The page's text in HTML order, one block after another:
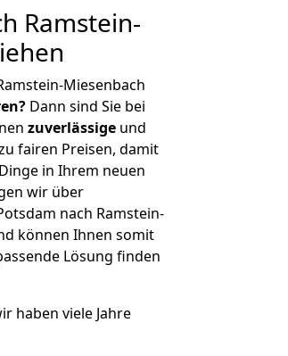
Ramstein-
Miesenbach
Dann sind Sie bei
zuverlässige und
fairen Preisen, damit
in Ihrem neuen
wir über
nach Ramstein-
können Ihnen somit
Lösung finden
haben viele Jahre